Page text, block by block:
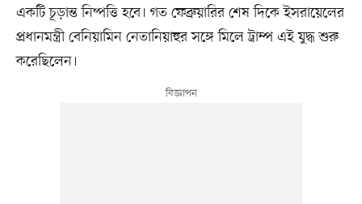
একটি চূড়ান্ত নিষ্পত্তি হবে। গত ফেব্রুয়ারির শেষ দিকে ইসরায়েলের
প্রধানমন্ত্রী বেনিয়ামিন নেতানিয়াহুর সঙ্গে মিলে ট্রাম্প এই যুদ্ধ শুরু
করেছিলেন।